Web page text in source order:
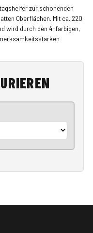
zur schonenden
Oberflächen. Mit ca. 220
wird durch den 4-farbigen,